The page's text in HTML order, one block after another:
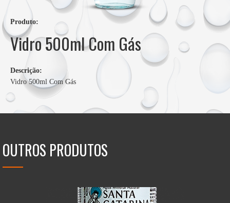
Produto:
Vidro 500ml Com Gás
Descrição:
Vidro 500ml Com Gás
OUTROS PRODUTOS